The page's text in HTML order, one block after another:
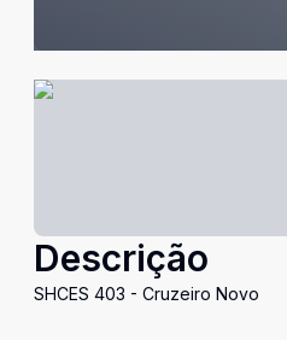
Descrição
SHCES 403 - Cruzeiro Novo